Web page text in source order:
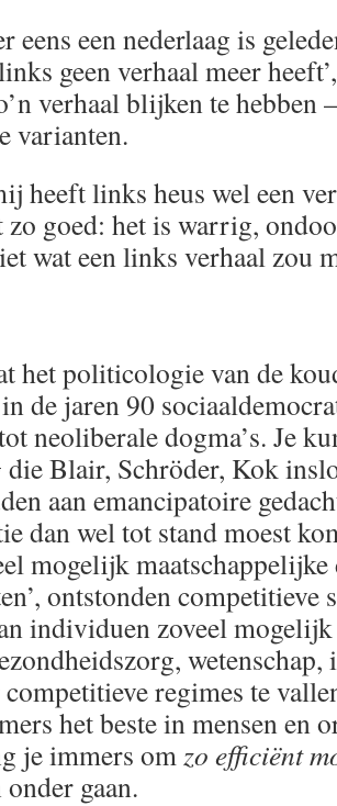
eens een nederlaag is
geen verhaal meer
verhaal blijken te hebben
varianten.
heeft links heus wel een
zo goed: het is warrig,
wat een links verhaal zou
het politicologie van de
de jaren 90
neoliberale dogma’s. Je
die Blair, Schröder, Kok
aan emancipatoire
dan wel tot stand moest
mogelijk maatschappelijke
ontstonden competitieve
individuen zoveel
regimes te
het beste in mensen en
je immers omzo efficiënt
gaan.